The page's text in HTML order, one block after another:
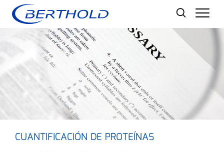
CUANTIFICACIÓN DE PROTEÍNAS